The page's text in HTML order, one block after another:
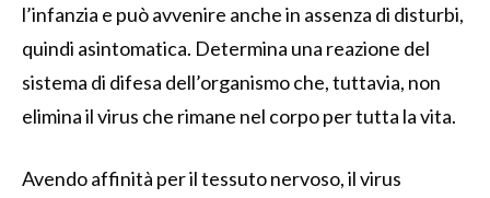
l’infanzia e può avvenire anche in assenza di disturbi,
quindi asintomatica. Determina una reazione del
sistema di difesa dell’organismo che, tuttavia, non
elimina il virus che rimane nel corpo per tutta la vita.
Avendo affinità per il tessuto nervoso, il virus